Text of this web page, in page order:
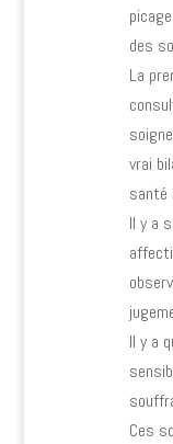
des
La
vrai
santé
Il y a
Il y a
Ces